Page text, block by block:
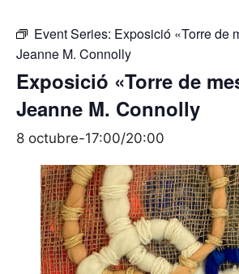
Event Series: Exposició «Torre de
Jeanne M. Connolly
Exposició «Torre de
Jeanne M. Connolly
8 octubre-17:00/20:00